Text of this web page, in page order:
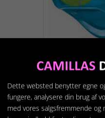
KONG
Dette websted benytter egne
fungere, analysere din brug af
med vores salgsfremmende